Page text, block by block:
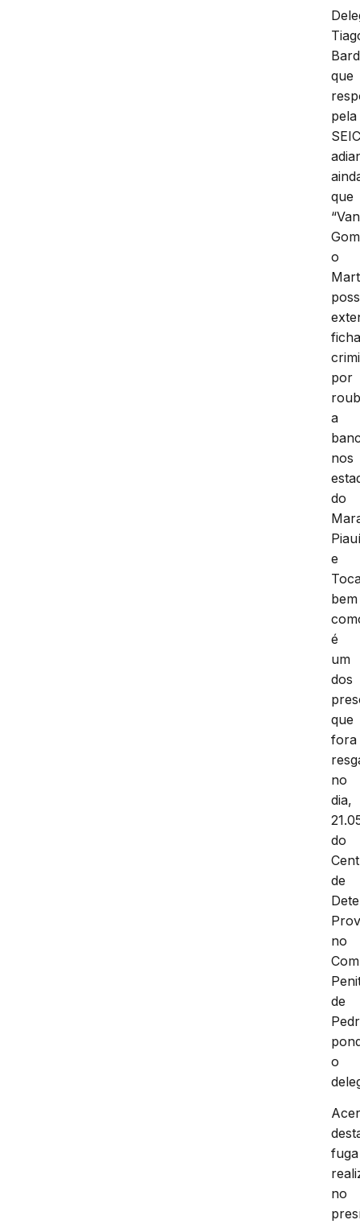
que
pela
que
o
por
a
nos
do
e
bem
é
um
dos
que
fora
no
dia,
do
de
no
de
o
fuga
no